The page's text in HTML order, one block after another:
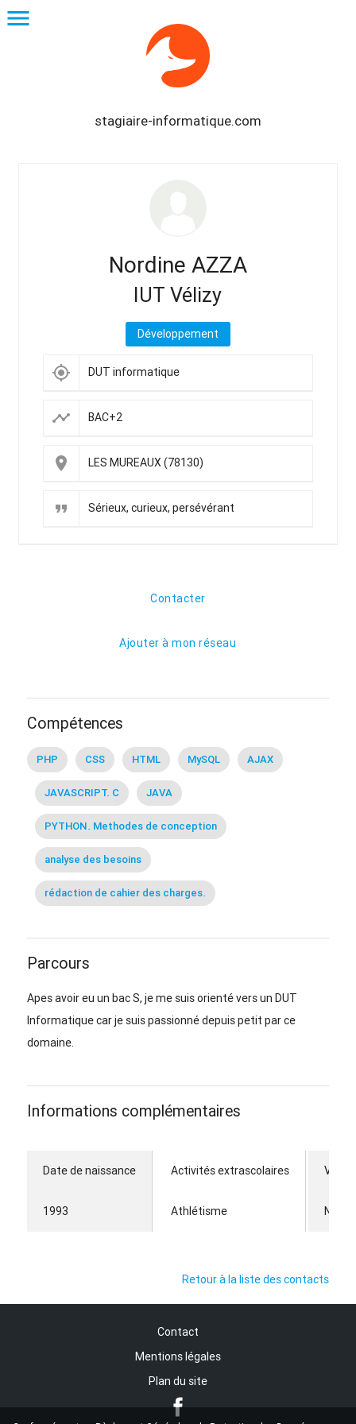
menu
stagiaire-informatique.com
Nordine AZZA
IUT Vélizy
Développement
my_location DUT informatique
timeline BAC+2
place LES MUREAUX (78130)
format_quote Sérieux, curieux, persévérant
Contacter
Ajouter à mon réseau
Compétences
PHP CSS HTML MySQL AJAX
JAVASCRIPT. C JAVA
PYTHON. Methodes de conception
analyse des besoins
rédaction de cahier des charges.
Parcours
Apes avoir eu un bac S, je me suis orienté vers un DUT
Informatique car je suis passionné depuis petit par ce
domaine.
Informations complémentaires
Date de naissance
1993
Activités extrascolaires
Athlétisme Non
Retour à la liste des contacts
Contact
Mentions légales
Plan du site